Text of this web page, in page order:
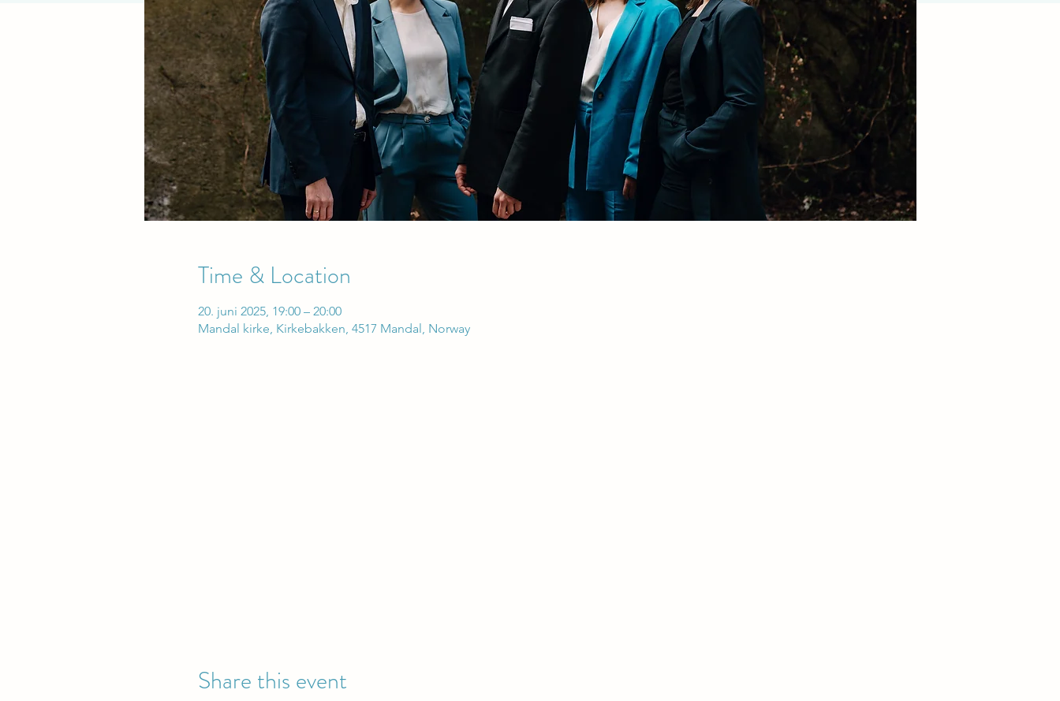
Time & Location
20. juni 2025, 19:00 – 20:00
Mandal kirke, Kirkebakken, 4517 Mandal, Norway
Share this event